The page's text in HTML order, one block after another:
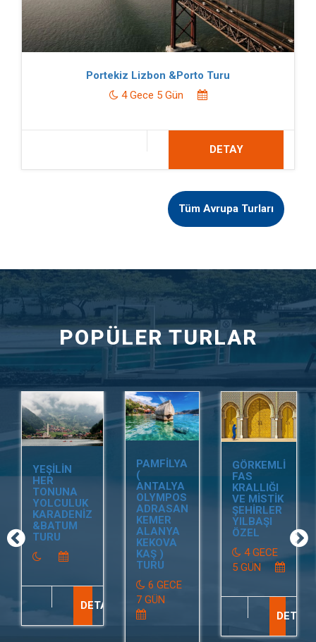
Portekiz Lizbon &Porto Turu
4 Gece 5 Gün
DETAY
Tüm Avrupa Turları
POPÜLER TURLAR
YEŞİLİN
HER
TONUNA
YOLCULUK
KARADENİZ
&BATUM
TURU
DETAY
PAMFİLYA
(
ANTALYA
OLYMPOS
ADRASAN
KEMER
ALANYA
KEKOVA
KAŞ )
TURU
6 GECE
7 GÜN
GÖRKEMLİ
FAS
KRALLIĞI
VE MİSTİK
ŞEHİRLER
YILBAŞI
ÖZEL
4 GECE
5 GÜN
DETAY